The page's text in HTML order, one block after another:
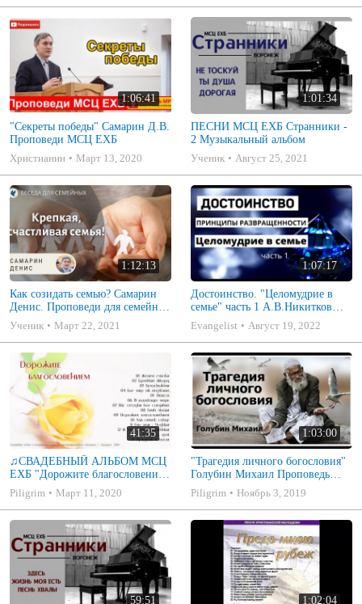
1:06:41
"Секреты победы" Самарин Д.В.
Проповеди МСЦ ЕХБ
Христианин
Март 13, 2020
1:01:34
ПЕСНИ МСЦ ЕХБ Странники -
2 Музыкальный альбом
Ученик
Август 25, 2021
1:12:13
Как созидать семью? Самарин
Денис. Проповеди для семейных
МСЦ ЕХБ
Ученик Март 22, 2021
1:07:17
Достоинство. "Целомудрие в
семье" часть 1 А.В.Никитков
Беседа для семейных МСЦ ЕХБ
Evangelist Август 19, 2022
41:35
♫СВАДЕБНЫЙ АЛЬБОМ МСЦ
ЕХБ "Дорожите благословением
- Христианские песни.
Музыкальный диск. Псалмы
Piligrim Март 11, 2020
1:03:00
"Трагедия личного богословия"
Голубин Михаил Проповедь
2019
Piligrim Ноябрь 3, 2019
59:51 1:02:04